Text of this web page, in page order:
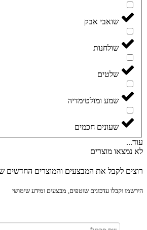
שואבי אבק
שולחנות
שלטים
שמע ומולטימדיה
שעונים חכמים
מוצרים
לקבל את המבצעים והמוצרים החדשים שלנו?
וקבלו עדכונים שוטפים, מבצעים ומידע שימושי